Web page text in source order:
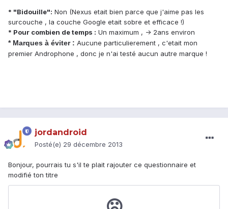
* "Bidouille": Non (Nexus etait bien parce que j'aime pas les
surcouche , la couche Google etait sobre et efficace !)
* Pour combien de temps : Un maximum , -> 2ans environ
* Marques à éviter : Aucune particulierement , c'etait mon
premier Androphone , donc je n'ai testé aucun autre marque !
jordandroid
Posté(e) 29 décembre 2013
Bonjour, pourrais tu s'il te plait rajouter ce questionnaire et
modifié ton titre